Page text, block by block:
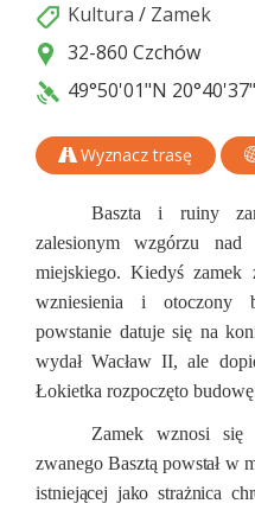
Kultura / Zamek
32-860 Czchów
49°50'01"N
Wyznacz trasę
Baszta i ruiny
zalesionym wzgórzu
miejskiego. Kiedyś zamek
wzniesienia i otoczony
powstanie datuje się na
wydał Wacław II, ale
Łokietka rozpoczęto
Zamekwznosi się
zwanego Basztą powstał w
istniejącej jako strażnica